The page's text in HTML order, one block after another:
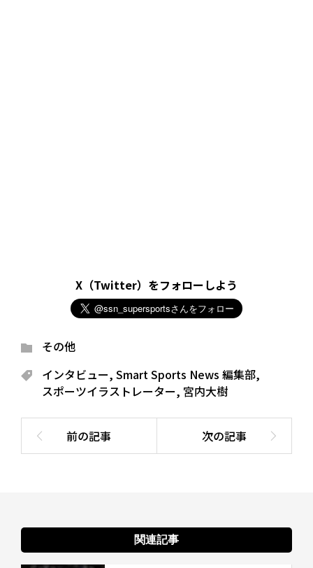
X（Twitter）をフォローしよう
その他
インタビュー, Smart Sports News 編集部,
スポーツイラストレーター, 宮内大樹
関連記事